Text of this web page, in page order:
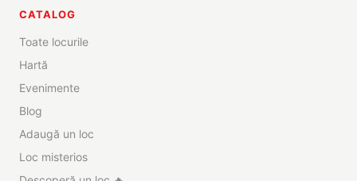
CATALOG
Toate locurile
Hartă
Evenimente
Blog
Adaugă un loc
Loc misterios